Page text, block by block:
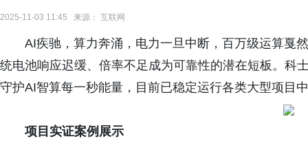
2025-11-03 11:45 来源： 互联网
AI疾驰，算力奔涌，电力一旦中断，百万级运算戛
统电池响应迟缓、倍率不足成为可靠性的潜在短板。科
守护AI智算每一秒能量，目前已稳定运行各类大型项目
项目实证案例展示